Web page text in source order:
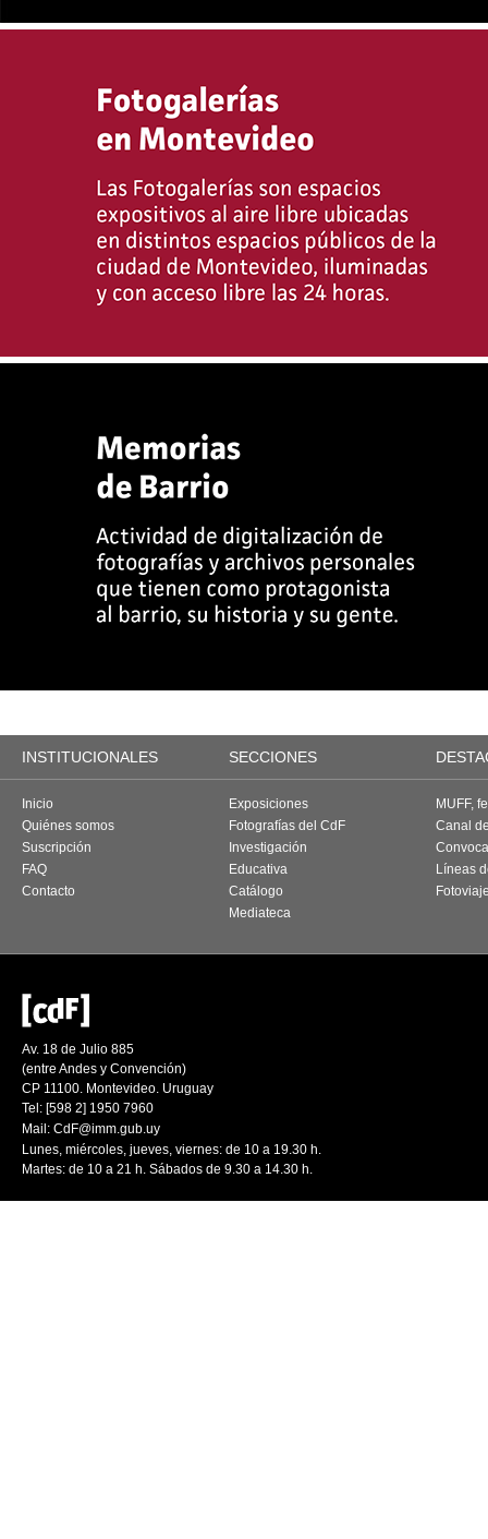
INSTITUCIONALES SECCIONES
Inicio
Quiénes somos
Suscripción
FAQ
Contacto
Exposiciones
Fotografías del CdF
Investigación
Educativa
Catálogo
Mediateca
MUFF,
Canal
Líneas
Av. 18 de Julio 885
(entre Andes y Convención)
CP 11100. Montevideo. Uruguay
Tel: [598 2] 1950 7960
Mail: CdF@imm.gub.uy
Lunes, miércoles, jueves, viernes: de 10 a 19.30 h.
Martes: de 10 a 21 h. Sábados de 9.30 a 14.30 h.